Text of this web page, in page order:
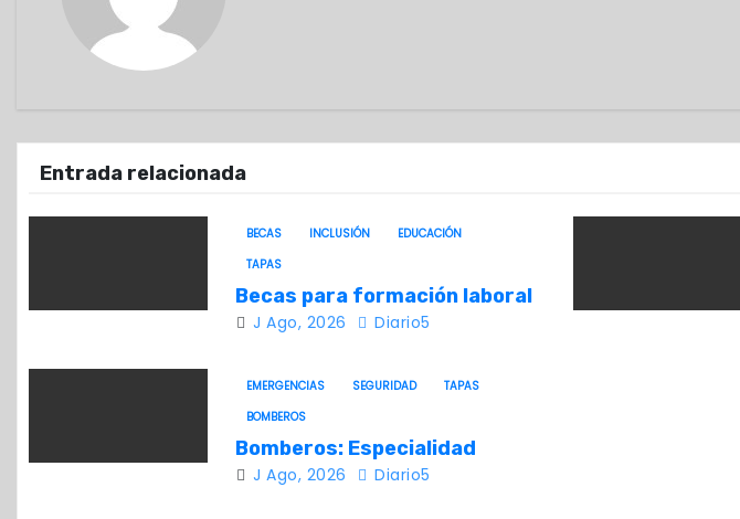
ó
n
e
Entrada relacionada
BECAS INCLUSIÓN
EDUCACIÓN
TAPAS
Becas para formación laboral
J Ago, 2026 Diario5
EMERGENCIAS SEGURIDAD
TAPAS
BOMBEROS
Bomberos: Especialidad
J Ago, 2026 Diario5